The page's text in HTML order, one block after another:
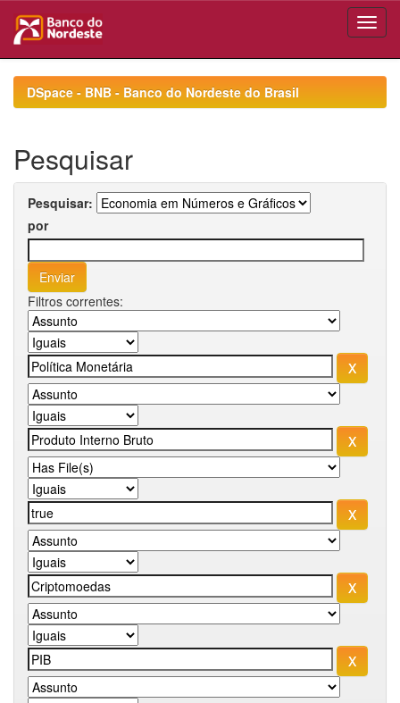
navigationDSpace - BNB - Banco do Nordeste do Brasil
Pesquisar
Pesquisar:
por
Filtros correntes: